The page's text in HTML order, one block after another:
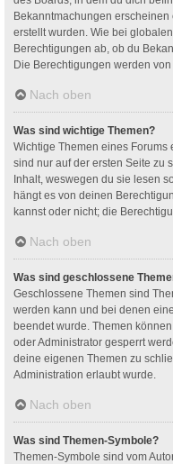
Bekanntmachungen
erstellt wurden. Wie bei
Berechtigungen ab, ob du
Die Berechtigungen werden
Nach oben
Was sind wichtige Themen?
Wichtige Themen eines
sind nur auf der ersten Seite zu
Inhalt, weswegen du sie lesen
hängt es von deinen
kannst oder nicht; die
Nach oben
Was sind geschlossene
Geschlossene Themen sind
werden kann und bei denen
beendet wurde. Themen
oder Administrator gesperrt
deine eigenen Themen zu
Administration erlaubt wurde.
Nach oben
Was sind Themen-Symbole?
Themen-Symbole sind vom